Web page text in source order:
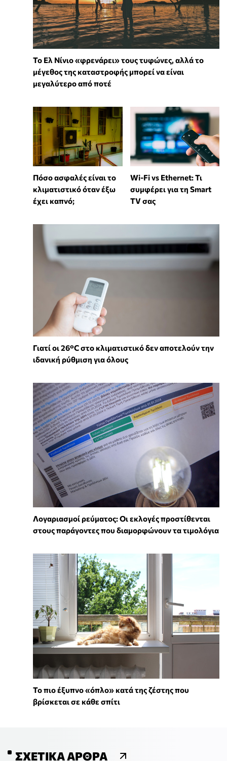
Το Ελ Νίνιο «φρενάρει» τους τυφώνες, αλλά το
μέγεθος της καταστροφής μπορεί να είναι
μεγαλύτερο από ποτέ
Πόσο ασφαλές είναι το
κλιματιστικό όταν έξω
έχει καπνό;
Wi-Fi vs Ethernet: Τι
συμφέρει για τη Smart
TV σας
Γιατί οι 26°C στο κλιματιστικό δεν αποτελούν την
ιδανική ρύθμιση για όλους
Λογαριασμοί ρεύματος: Οι εκλογές προστίθενται
στους παράγοντες που διαμορφώνουν τα τιμολόγια
To πιο έξυπνο «όπλο» κατά της ζέστης που
βρίσκεται σε κάθε σπίτι
ΣΧΕΤΙΚΆ ΆΡΘΡΑ